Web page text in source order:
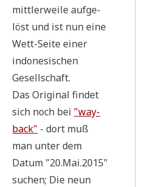
mitt­ler­wei­le auf­ge­
löst und ist nun eine
Wett-Sei­te einer
indo­ne­si­schen
Gesellschaft.
Das Ori­gi­nal fin­det
sich noch bei "way­
back" - dort muß
man unter dem
Datum "20.Mai.2015"
suchen; Die neun